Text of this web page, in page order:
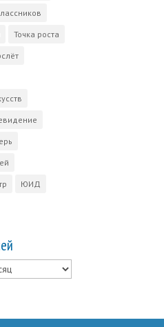
Точка роста
ЮИД